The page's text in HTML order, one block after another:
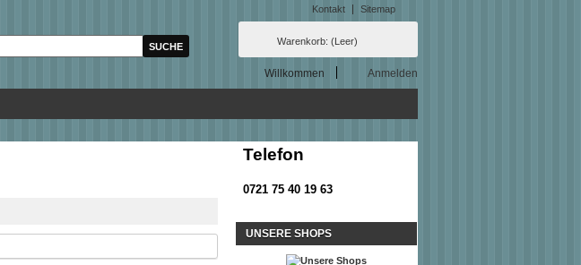
Kontakt Sitemap
Warenkorb: (Leer)
Willkommen Anmelden
Telefon
0721 75 40 19 63
UNSERE SHOPS